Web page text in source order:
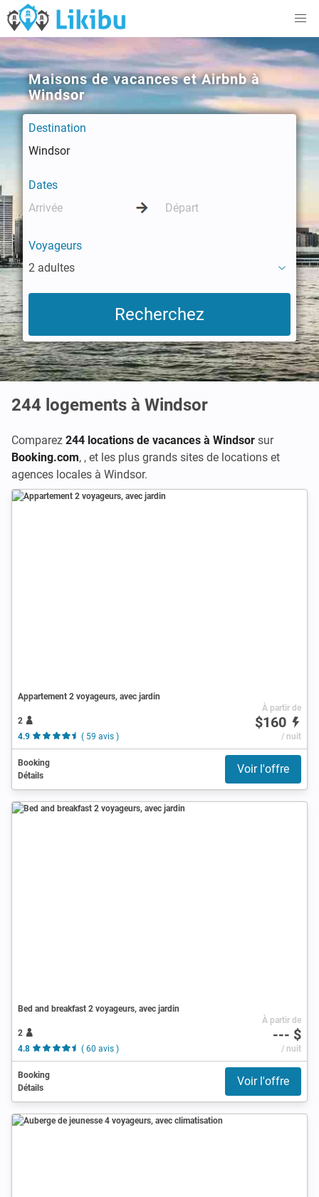
Maisons de vacances et Airbnb à
Windsor
Destination
Dates
Voyageurs
2 adultes
244 logements à Windsor
Comparez 244 locations de vacances à Windsor sur
Booking.com, , et les plus grands sites de locations et
agences locales à Windsor.
Appartement 2 voyageurs, avec jardin
2
4.9
( 59 avis )
À partir de
$160
/ nuit
Booking
Détails
Voir l'offre
Bed and breakfast 2 voyageurs, avec jardin
2
4.8
( 60 avis )
À partir de
--- $
/ nuit
Booking
Détails
Voir l'offre